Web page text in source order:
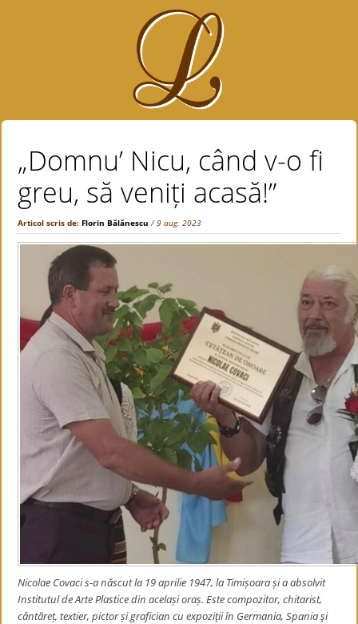
„Domnu’ Nicu, când v-o fi
greu, să veniți acasă!”
Articol scris de:Florin Bălănescu / 9 aug. 2023
Nicolae Covaci s-a născut la 19 aprilie 1947, la Timișoara și a absolvit
Institutul de Arte Plastice din același oraș. Este compozitor, chitarist,
cântăreț, textier, pictor și grafician cu expoziţii în Germania, Spania şi